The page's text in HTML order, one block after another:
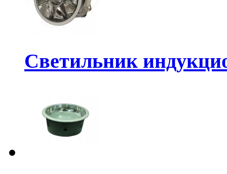
Светильник